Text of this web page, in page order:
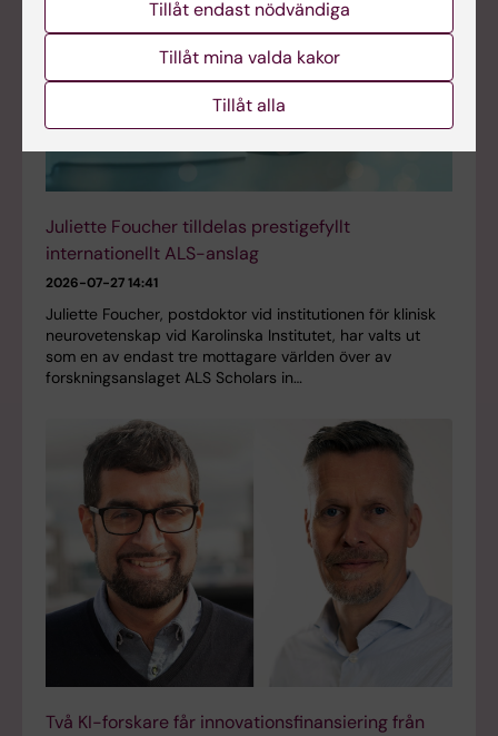
Juliette Foucher tilldelas prestigefyllt
internationellt ALS-anslag
2026-07-27 14:41
Juliette Foucher, postdoktor vid institutionen för klinisk
neurovetenskap vid Karolinska Institutet, har valts ut
som en av endast tre mottagare världen över av
forskningsanslaget ALS Scholars in…
Två KI-forskare får innovationsfinansiering från
Tillåt endast nödvändiga
Tillåt mina valda kakor
Tillåt alla